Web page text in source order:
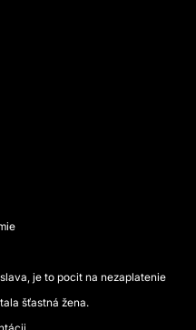
je to pocit na nezaplatenie
šťastná žena.